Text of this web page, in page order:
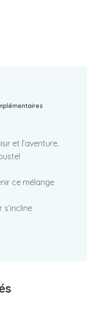
et l’aventure.
ce mélange